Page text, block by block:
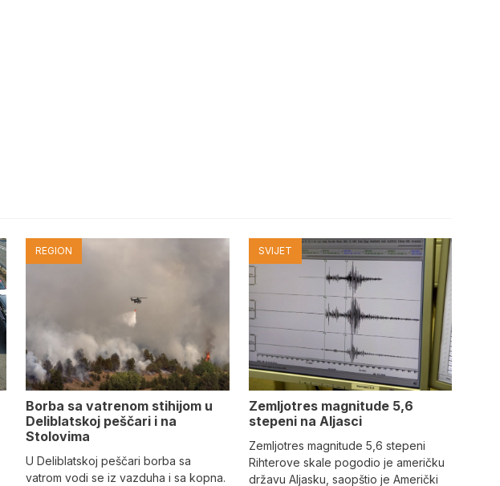
REGION
Borba sa vatrenom stihijom u
Deliblatskoj peščari i na
Stolovima
U Deliblatskoj peščari borba sa
vatrom vodi se iz vazduha i sa kopna.
SVIJET
Zemljotres magnitude 5,6
stepeni na Aljasci
Zemljotres magnitude 5,6 stepeni
Rihterove skale pogodio je američku
državu Aljasku, saopštio je Američki